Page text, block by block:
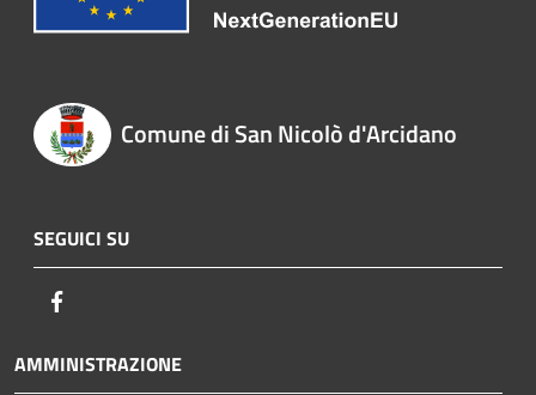
Comune di San Nicolò d'Arcidano
SEGUICI SU
AMMINISTRAZIONE